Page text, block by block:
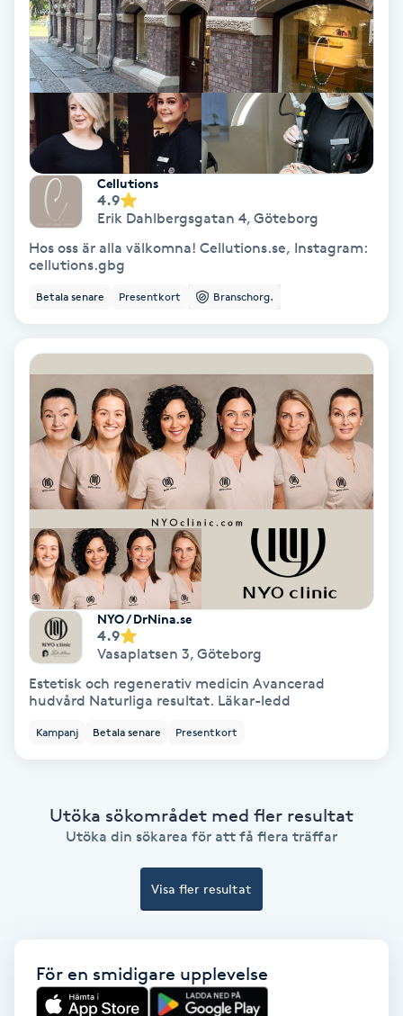
Naglar borttagning
Naglar reparation
Naprapati
Navelpiercing
NBE-massage
Ny frisyr
Olaplexbehandling
Ombre
Ombre brows
Ombre naglar
Optiker
Ortobionomi
Ortopedi
Paraffinbehandling
Permanent
Cellutions
4.9
Erik Dahlbergsgatan 4, Göteborg
Hos oss är alla välkomna! Cellutions.se, Instagram:
cellutions.gbg
Betala senare Presentkort Branschorg.
NYO / DrNina.se
4.9
Vasaplatsen 3, Göteborg
Estetisk och regenerativ medicin Avancerad
hudvård Naturliga resultat. Läkar-ledd
Kampanj Betala senare Presentkort
Utöka sökområdet med fler resultat
Utöka din sökarea för att få flera träffar
Visa fler resultat
För en smidigare upplevelse